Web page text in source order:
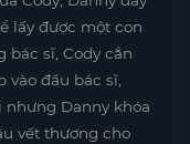
lấy được một con
bác sĩ, Cody cắn
vào đầu bác sĩ,
nhưng Danny khóa
vết thương cho